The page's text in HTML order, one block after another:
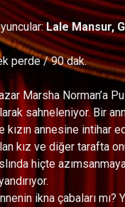
Lale Mansur,
perde / 90 dak.
Marsha Norman’a
sahneleniyor. Bir
kızın annesine intihar
kız ve diğer tarafta
hiçte
ikna çabaları mı?